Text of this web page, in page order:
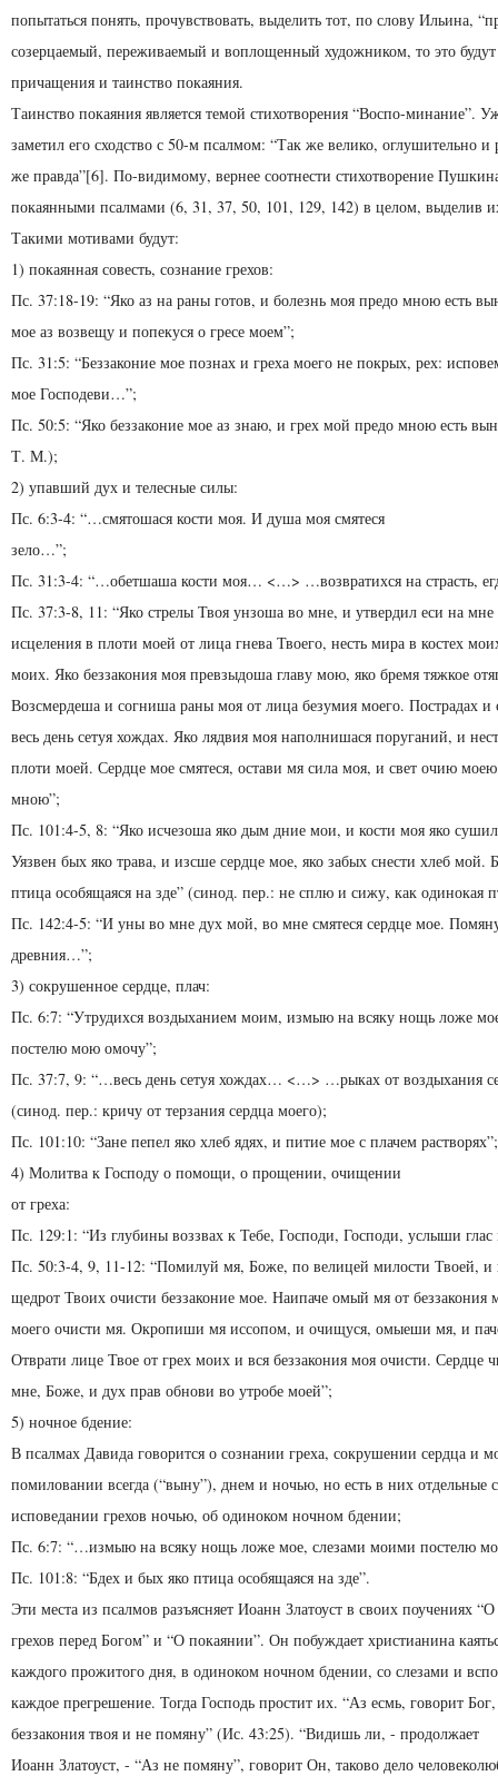
попытаться понять, прочувствовать, выделить тот, по слову Ильина,
созерцаемый, переживаемый и воплощенный художником, то это будут
причащения и таинство покаяния.
Таинство покаяния является темой стихотворения “Воспо-минание”.
заметил его сходство с 50-м псалмом: “Так же велико, оглушительно и
же правда”[6]. По-видимому, вернее соотнести стихотворение
покаянными псалмами (6, 31, 37, 50, 101, 129, 142) в целом, выделив
Такими мотивами будут:
1) покаянная совесть, сознание грехов:
Пс. 37:18-19: “Яко аз на раны готов, и болезнь моя предо мною есть
мое аз возвещу и попекуся о гресе моем”;
Пс. 31:5: “Беззаконие мое познах и греха моего не покрых, рех:
мое Господеви…”;
Пс. 50:5: “Яко беззаконие мое аз знаю, и грех мой предо мною есть
Т. М.);
2) упавший дух и телесные силы:
Пс. 6:3-4: “…смятошася кости моя. И душа моя смятеся
зело…”;
Пс. 31:3-4: “…обетшаша кости моя… <…> …возвратихся на страсть,
Пс. 37:3-8, 11: “Яко стрелы Твоя унзоша во мне, и утвердил еси на
исцеления в плоти моей от лица гнева Твоего, несть мира в костех
моих. Яко беззакония моя превзыдоша главу мою, яко бремя тяжкое
Возсмердеша и согниша раны моя от лица безумия моего. Пострадах и
весь день сетуя хождах. Яко лядвия моя наполнишася поруганий, и
плоти моей. Сердце мое смятеся, остави мя сила моя, и свет очию
мною”;
Пс. 101:4-5, 8: “Яко исчезоша яко дым дние мои, и кости моя яко
Уязвен бых яко трава, и изсше сердце мое, яко забых снести хлеб мой.
птица особящаяся на зде” (синод. пер.: не сплю и сижу, как одинокая
Пс. 142:4-5: “И уны во мне дух мой, во мне смятеся сердце мое.
древния…”;
3) сокрушенное сердце, плач:
Пс. 6:7: “Утрудихся воздыханием моим, измыю на всяку нощь ложе
постелю мою омочу”;
Пс. 37:7, 9: “…весь день сетуя хождах… <…> …рыках от воздыхания
(синод. пер.: кричу от терзания сердца моего);
Пс. 101:10: “Зане пепел яко хлеб ядях, и питие мое с плачем растворях”;
4) Молитва к Господу о помощи, о прощении, очищении
от греха:
Пс. 129:1: “Из глубины воззвах к Тебе, Господи, Господи, услыши
Пс. 50:3-4, 9, 11-12: “Помилуй мя, Боже, по велицей милости Твоей, и
щедрот Твоих очисти беззаконие мое. Наипаче омый мя от беззакония
моего очисти мя. Окропиши мя иссопом, и очищуся, омыеши мя, и
Отврати лице Твое от грех моих и вся беззакония моя очисти. Сердце
мне, Боже, и дух прав обнови во утробе моей”;
5) ночное бдение:
В псалмах Давида говорится о сознании греха, сокрушении сердца и
помиловании всегда (“выну”), днем и ночью, но есть в них отдельные
исповедании грехов ночью, об одиноком ночном бдении;
Пс. 6:7: “…измыю на всяку нощь ложе мое, слезами моими постелю
Пс. 101:8: “Бдех и бых яко птица особящаяся на зде”.
Эти места из псалмов разъясняет Иоанн Златоуст в своих поучениях
грехов перед Богом” и “О покаянии”. Он побуждает христианина
каждого прожитого дня, в одиноком ночном бдении, со слезами и
каждое прегрешение. Тогда Господь простит их. “Аз есмь, говорит Бог,
беззакония твоя и не помяну” (Ис. 43:25). “Видишь ли, - продолжает
Иоанн Златоуст, - “Аз не помяну”, говорит Он, таково дело